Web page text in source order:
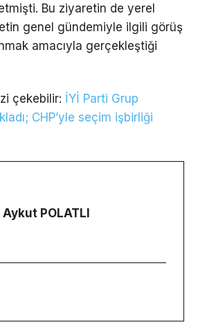
Bu ziyaretin de yerel
genel gündemiyle ilgili görüş
amacıyla gerçekleştiği
çekebilir: İYİ Parti Grup
CHP’yle seçim işbirliği
Aykut POLATLI